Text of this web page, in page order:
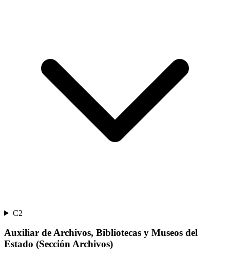
C2
Auxiliar de Archivos, Bibliotecas y Museos del
Estado (Sección Archivos)